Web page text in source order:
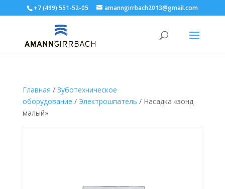
+7 (499) 551-52-05 amanngirrbach2013@gmail.com
Главная / Зуботехническое
оборудование / Электрошпатель / Насадка «зонд
малый»